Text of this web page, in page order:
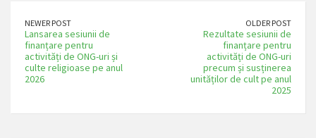
NEWER POST
Lansarea sesiunii de
finanțare pentru
activități de ONG-uri și
culte religioase pe anul
2026
OLDER POST
Rezultate sesiunii de
finanțare pentru
activități de ONG-uri
precum și susținerea
unităților de cult pe anul
2025